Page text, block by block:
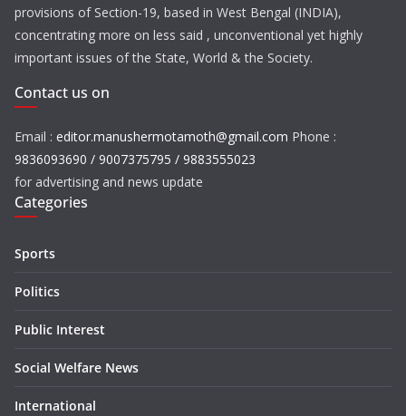
provisions of Section-19, based in West Bengal (INDIA),
concentrating more on less said , unconventional yet highly
important issues of the State, World & the Society.
Contact us on
Email : editor.manushermotamoth@gmail.com Phone :
9836093690 / 9007375795 / 9883555023
for advertising and news update
Categories
Sports
Politics
Public Interest
Social Welfare News
International